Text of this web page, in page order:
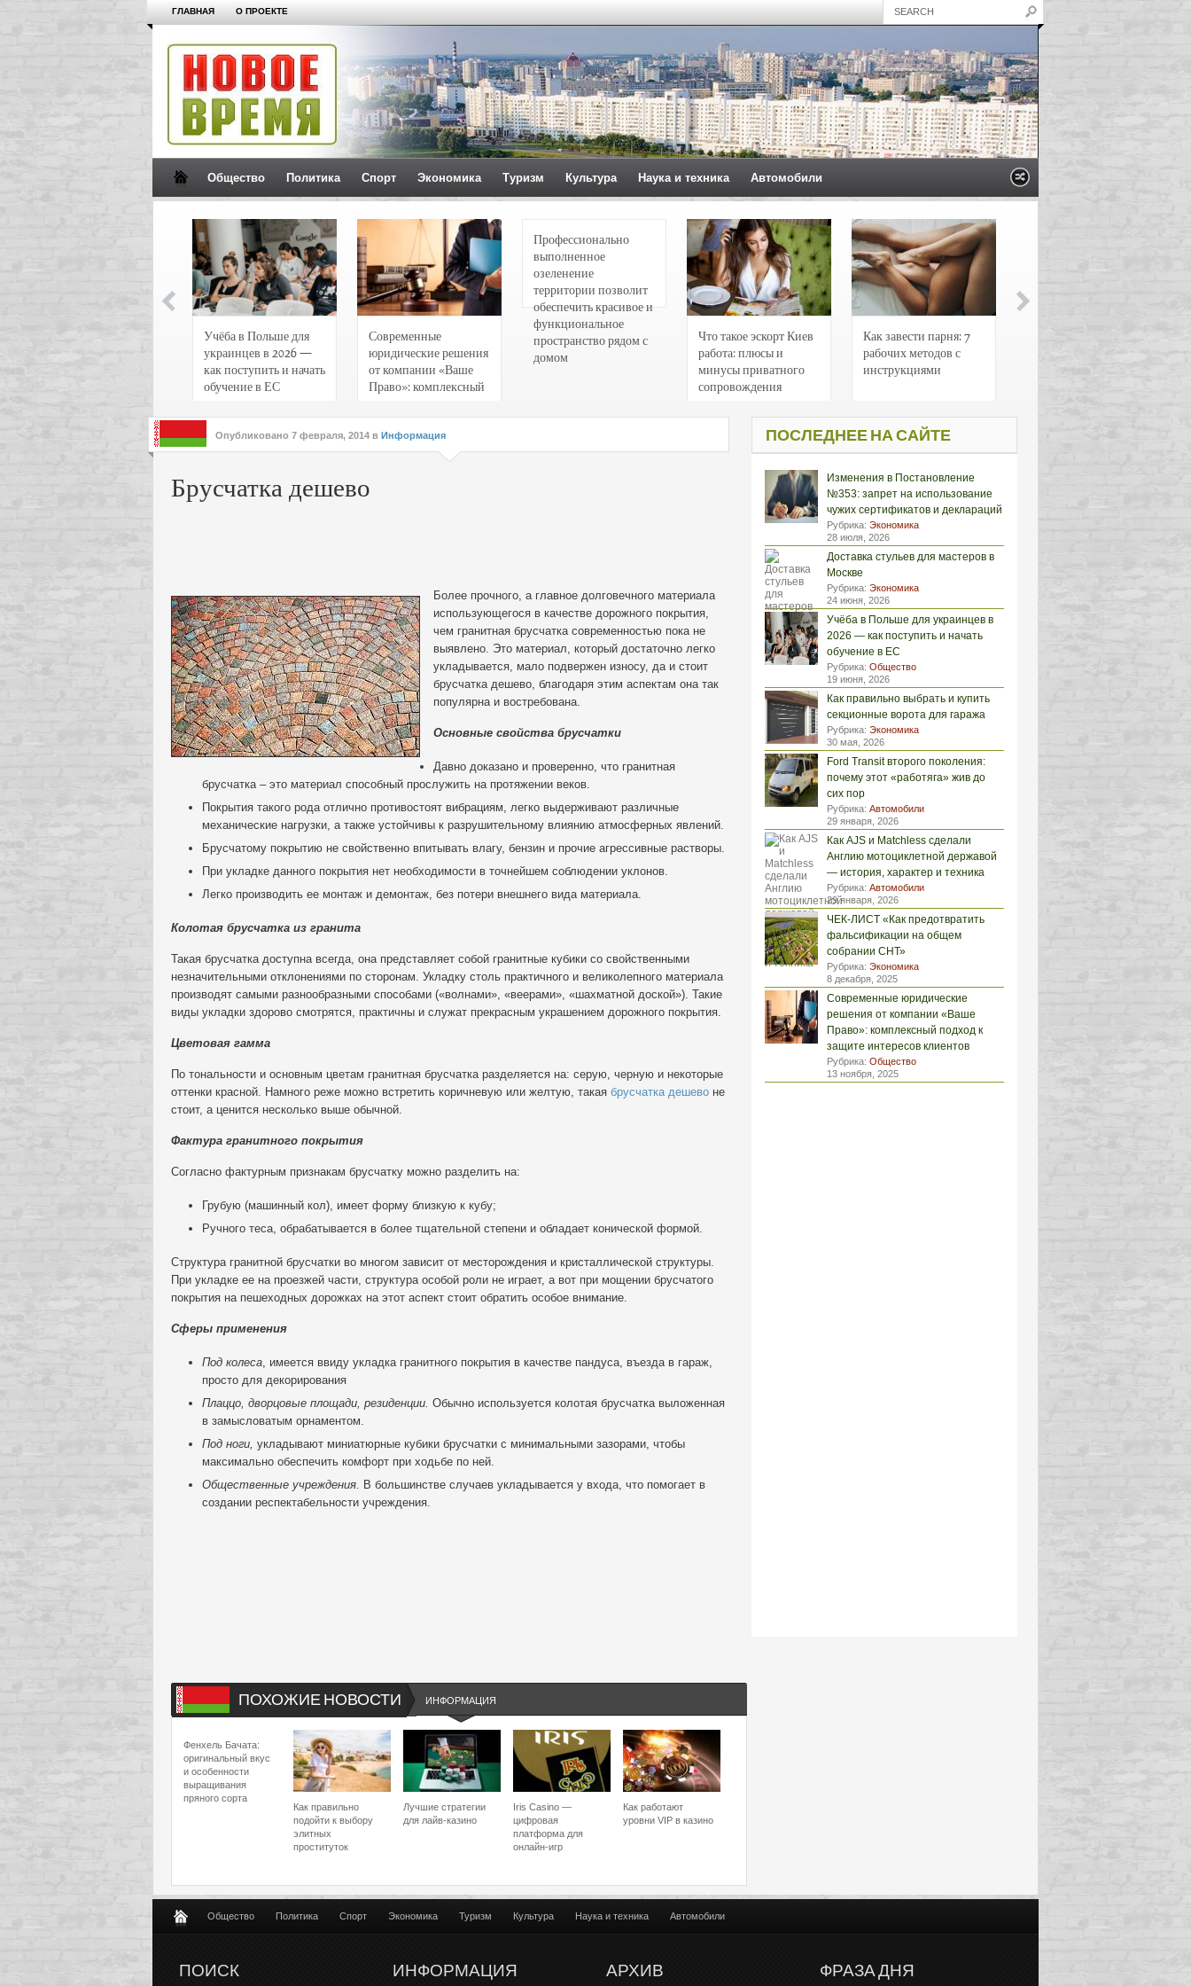
ГЛАВНАЯ О ПРОЕКТЕ
Общество Политика Спорт Экономика Туризм Культура Наука и техника Автомобили
Учёба в Польше для
украинцев в 2026 —
как поступить и начать
обучение в ЕС
Современные
юридические решения
от компании «Ваше
Право»: комплексный
интересов клиентов
Профессионально
выполненное
озеленение
территории позволит
обеспечить красивое и
функциональное
пространство рядом с
домом
Что такое эскорт Киев
работа: плюсы и
минусы приватного
сопровождения
Как завести парня: 7
рабочих методов с
инструкциями
Опубликовано 7 февраля, 2014 в Информация
Брусчатка дешево
Более прочного, а главное долговечного материала
использующегося в качестве дорожного покрытия,
чем гранитная брусчатка современностью пока не
выявлено. Это материал, который достаточно легко
укладывается, мало подвержен износу, да и стоит
брусчатка дешево, благодаря этим аспектам она так
популярна и востребована.
Основные свойства брусчатки
Давно доказано и проверенно, что гранитная
брусчатка – это материал способный прослужить на протяжении веков.
Покрытия такого рода отлично противостоят вибрациям, легко выдерживают различные
механические нагрузки, а также устойчивы к разрушительному влиянию атмосферных явлений.
Брусчатому покрытию не свойственно впитывать влагу, бензин и прочие агрессивные растворы.
При укладке данного покрытия нет необходимости в точнейшем соблюдении уклонов.
Легко производить ее монтаж и демонтаж, без потери внешнего вида материала.
Колотая брусчатка из гранита
Такая брусчатка доступна всегда, она представляет собой гранитные кубики со свойственными
незначительными отклонениями по сторонам. Укладку столь практичного и великолепного материала
производят самыми разнообразными способами («волнами», «веерами», «шахматной доской»). Такие
виды укладки здорово смотрятся, практичны и служат прекрасным украшением дорожного покрытия.
Цветовая гамма
По тональности и основным цветам гранитная брусчатка разделяется на: серую, черную и некоторые
оттенки красной. Намного реже можно встретить коричневую или желтую, такая брусчатка дешево не
стоит, а ценится несколько выше обычной.
Фактура гранитного покрытия
Согласно фактурным признакам брусчатку можно разделить на:
Грубую (машинный кол), имеет форму близкую к кубу;
Ручного теса, обрабатывается в более тщательной степени и обладает конической формой.
Структура гранитной брусчатки во многом зависит от месторождения и кристаллической структуры.
При укладке ее на проезжей части, структура особой роли не играет, а вот при мощении брусчатого
покрытия на пешеходных дорожках на этот аспект стоит обратить особое внимание.
Сферы применения
Под колеса, имеется ввиду укладка гранитного покрытия в качестве пандуса, въезда в гараж,
просто для декорирования
Плаццо, дворцовые площади, резиденции. Обычно используется колотая брусчатка выложенная
в замысловатым орнаментом.
Под ноги, укладывают миниатюрные кубики брусчатки с минимальными зазорами, чтобы
максимально обеспечить комфорт при ходьбе по ней.
Общественные учреждения. В большинстве случаев укладывается у входа, что помогает в
создании респектабельности учреждения.
ПОХОЖИЕ НОВОСТИ ИНФОРМАЦИЯ
Фенхель Бачата:
оригинальный вкус
и особенности
выращивания
пряного сорта
Как правильно
подойти к выбору
элитных
проституток
Лучшие стратегии
для лайв-казино
Iris Casino —
цифровая
платформа для
онлайн-игр
Как работают
уровни VIP в казино
ПОСЛЕДНЕЕ НА САЙТЕ
Изменения в Постановление
№353: запрет на использование
чужих сертификатов и деклараций
Рубрика: Экономика
28 июля, 2026
Доставка стульев для мастеров в
Москве
Рубрика: Экономика
24 июня, 2026
Учёба в Польше для украинцев в
2026 — как поступить и начать
обучение в ЕС
Рубрика: Общество
19 июня, 2026
Как правильно выбрать и купить
секционные ворота для гаража
Рубрика: Экономика
30 мая, 2026
Ford Transit второго поколения:
почему этот «работяга» жив до
сих пор
Рубрика: Автомобили
29 января, 2026
Как AJS и Matchless сделали
Англию мотоциклетной державой
— история, характер и техника
Рубрика: Автомобили
29 января, 2026
ЧЕК-ЛИСТ «Как предотвратить
фальсификации на общем
собрании СНТ»
Рубрика: Экономика
8 декабря, 2025
Современные юридические
решения от компании «Ваше
Право»: комплексный подход к
защите интересов клиентов
Рубрика: Общество
13 ноября, 2025
Общество Политика Спорт Экономика Туризм Культура Наука и техника Автомобили
ПОИСК ИНФОРМАЦИЯ АРХИВ ФРАЗА ДНЯ